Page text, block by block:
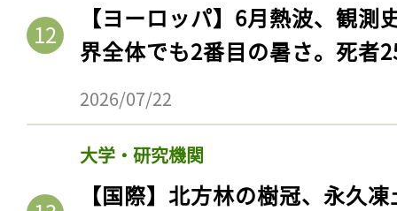
【ヨーロッパ】6月熱波、観
界全体でも2番目の暑さ。死者
2026/07/22
大学・研究機関
【国際】北方林の樹冠、永久